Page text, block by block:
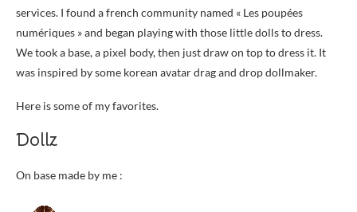
services. I found a french community named « Les poupées
numériques » and began playing with those little dolls to dress.
We took a base, a pixel body, then just draw on top to dress it. It
was inspired by some korean avatar drag and drop dollmaker.
Here is some of my favorites.
Dollz
On base made by me :